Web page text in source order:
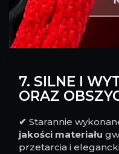
7. SILNE I
ORAZ
✔ Starannie
jakości materiału
przetarcia i